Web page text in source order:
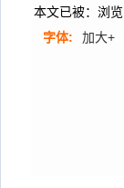
本文已被：浏览
字体:
加大+